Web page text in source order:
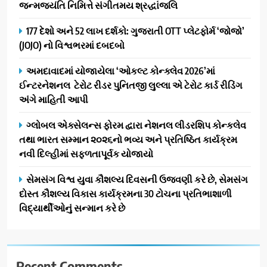
પ્રભાવિત પરિવારોને ફૂડ પેકેટ્સ
અને પીવાના પાણીનું વિતરણ કર્યું
ડો. મિતાલી નાગ (આર્ક ઇવેન્ટ્સ)
દ્વારા કિશોર કુમારની જન્મજયંતિ
AHMEDABAD
2
ગુજરાતી OTT પ્લેટફોર્મ ‘જોજો’
(JOJO) નો વિશ્વભરમાં દબદબો
BUSINESS
3
અમદાવાદમાં યોજાયેલા ‘ઓકલ્ટ
કોન્ક્લેવ 2026’માં ઈન્ટરનેશનલ
જન્મજયંતિ નિમિત્તે સંગીતમય શ્રદ્ધાંજલિ
177 દેશો અને 52 લાખ દર્શકો: ગુજરાતી OTT પ્લેટફોર્મ ‘જોજો’
(JOJO) નો વિશ્વભરમાં દબદબો
અમદાવાદમાં યોજાયેલા ‘ઓકલ્ટ કોન્ક્લેવ 2026’માં
ઈન્ટરનેશનલ ટેરોટ રીડર પુનિતજી લુલ્લા એ ટેરોટ કાર્ડ રીડિંગ
અંગે માહિતી આપી
ગ્લોબલ એક્સેલન્સ ફોરમ દ્વારા નેશનલ લીડરશિપ કોન્કલેવ
તથા ભારત સમ્માન ૨૦૨૬નો ભવ્ય અને પ્રતિષ્ઠિત કાર્યક્રમ
નવી દિલ્હીમાં સફળતાપૂર્વક યોજાયો
સેમસંગ વિશ્વ યુવા કૌશલ્ય દિવસની ઉજવણી કરે છે, સેમસંગ
દોસ્ત કૌશલ્ય વિકાસ કાર્યક્રમના 30 ટોચના પ્રતિભાશાળી
વિદ્યાર્થીઓનું સન્માન કરે છે